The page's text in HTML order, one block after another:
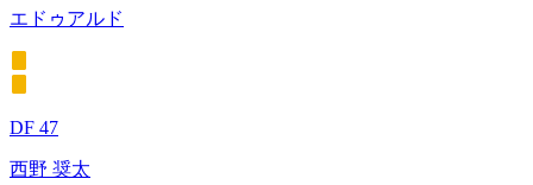
エドゥアルド
DF 47
西野 奨太